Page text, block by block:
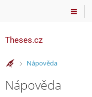
Theses.cz
>Nápověda
Nápověda